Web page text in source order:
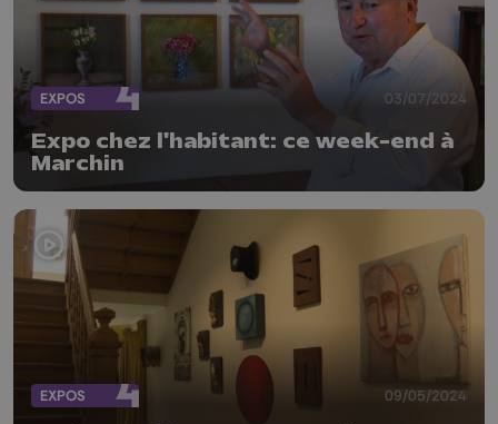
EXPOS 03/07/2024
Expo chez l'habitant: ce week-end à
Marchin
EXPOS 09/05/2024